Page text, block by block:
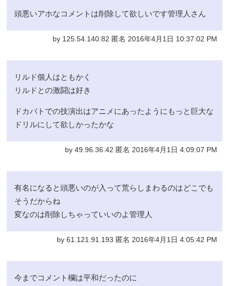
頭悪いアホなコメントは削除して欲しいです管理人さん
by 125.54.140.82 匿名 2016年4月1日 10:37:02 PM
リルド個人はともかく
リルドとの激闘は好き
ドカバトでの技演出はアニメにあったようにもっと巨大な
ドリルにして欲しかったかな
by 49.96.36.42 匿名 2016年4月1日 4:09:07 PM
有名になると頭悪いのが入って荒らしまわるのはどこでも
そうだからね
変なのは削除しちゃっていいのよ管理人
by 61.121.91.193 匿名 2016年4月1日 4:05:42 PM
今までコメント欄は平和だったのに